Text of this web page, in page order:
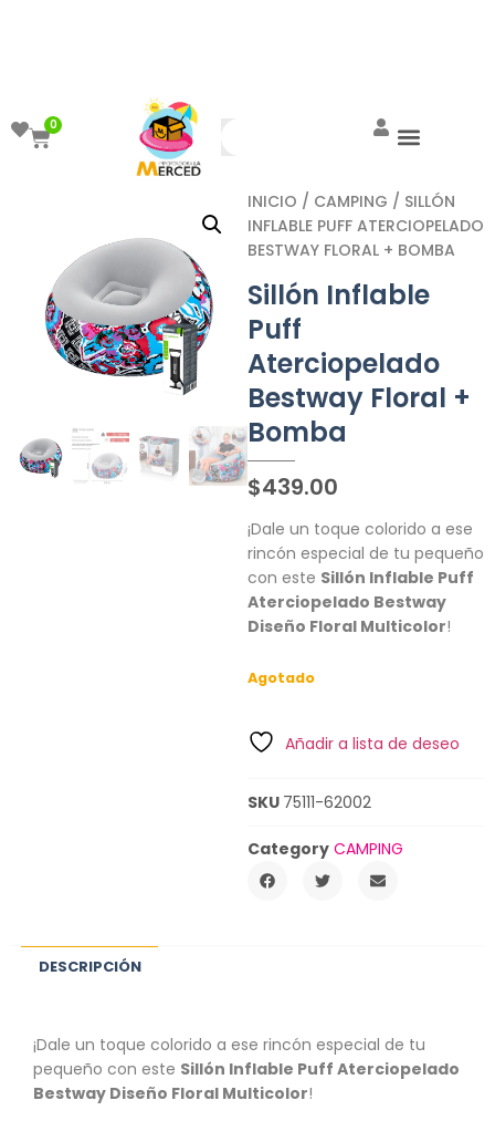
0
INICIO / CAMPING / SILLÓN
INFLABLE PUFF ATERCIOPELADO
BESTWAY FLORAL + BOMBA
Sillón Inflable
Puff
Aterciopelado
Bestway Floral +
Bomba
$439.00
¡Dale un toque colorido a ese
rincón especial de tu pequeño
con este Sillón Inflable Puff
Aterciopelado Bestway
Diseño Floral Multicolor!
Agotado
Añadir a lista de deseo
SKU 75111-62002
Category CAMPING
DESCRIPCIÓN
¡Dale un toque colorido a ese rincón especial de tu
pequeño con este Sillón Inflable Puff Aterciopelado
Bestway Diseño Floral Multicolor!